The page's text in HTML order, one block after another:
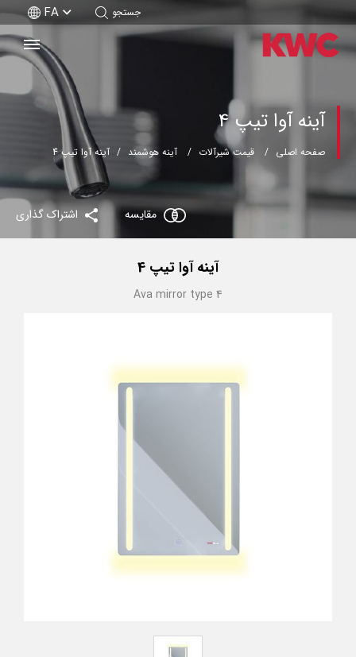
جستجو FA
آینه آوا تیپ 4
صفحه اصلی قیمت شیرآلات آینه هوشمند آینه آوا تیپ 4
مقایسه اشتراک گذاری
آینه آوا تیپ 4
Ava mirror type 4